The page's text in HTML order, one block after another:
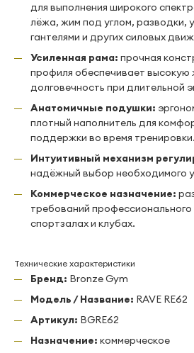
для выполнения широкого
лёжа, жим под углом, разводки,
гантелями и других силовых
Усиленная рама: прочная
профиля обеспечивает высокую
долговечность при длительной
Анатомичные подушки:
плотный наполнитель для
поддержки во время тренировки.
Интуитивный механизм
надёжный выбор необходимого
Коммерческое назначение:
требований профессионального
спортзалах и клубах.
Технические характеристики
Бренд: Bronze Gym
Модель / Название: RAVE RE62
Артикул: BGRE62
Назначение: коммерческое